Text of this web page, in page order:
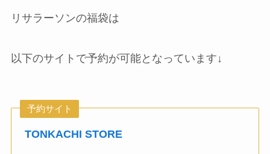
リサラーソンの福袋は
以下のサイトで予約が可能となっています↓
予約サイト
TONKACHI STORE